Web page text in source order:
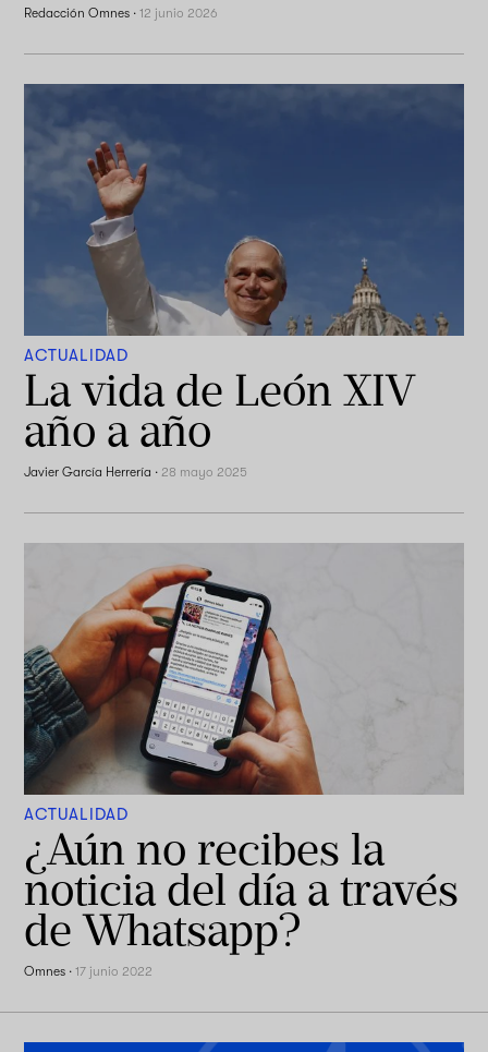
Redacción Omnes ·12 junio 2026
ACTUALIDAD
La vida de León XIV
año a año
Javier García Herrería ·28 mayo 2025
ACTUALIDAD
¿Aún no recibes la
noticia del día a través
de Whatsapp?
Omnes ·17 junio 2022